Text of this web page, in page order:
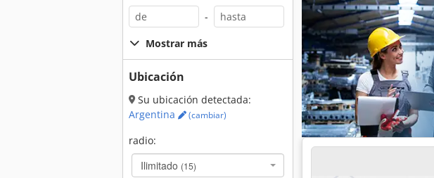
-
Mostrar más
Ubicación
Su ubicación detectada:
Argentina
(cambiar)
radio:
Ilimitado (15)